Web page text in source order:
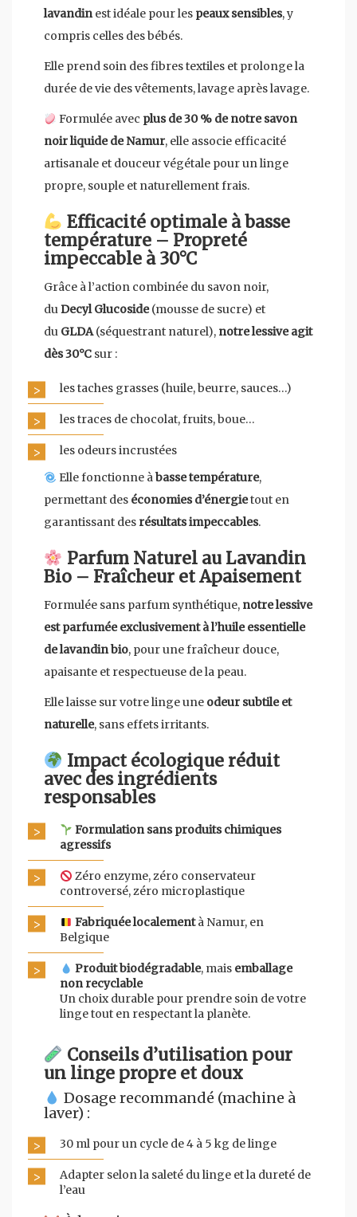
lavandinest idéale pour les peaux sensibles, y
compris celles des bébés.
Elle prend soin des fibres textiles et prolonge la
durée de vie des vêtements, lavage après lavage.
Formulée avec plus de 30 % de notre savon
noir liquide de Namur, elle associe efficacité
artisanale et douceur végétale pour un linge
propre, souple et naturellement frais.
Efficacité optimale à basse
température – Propreté
impeccable à 30°C
Grâce à l’action combinée du savon noir,
duDecyl Glucoside(mousse de sucre) et
du GLDA(séquestrant naturel), notre lessive agit
dès 30°C sur :
les taches grasses (huile, beurre, sauces…)
les traces de chocolat, fruits, boue…
les odeurs incrustées
Elle fonctionne àbasse température,
permettant des économies d’énergietout en
garantissant des résultats impeccables.
Parfum Naturel au Lavandin
Bio – Fraîcheur et Apaisement
Formulée sans parfum synthétique, notre lessive
est parfumée exclusivement à l’huile essentielle
de lavandin bio, pour une fraîcheur douce,
apaisante et respectueuse de la peau.
Elle laisse sur votre linge une odeur subtile et
naturelle, sans effets irritants.
Impact écologique réduit
avec des ingrédients
responsables
Formulation sans produits chimiques
agressifs
Zéro enzyme, zéro conservateur
controversé, zéro microplastique
Fabriquée localementà Namur, en
Belgique
Produit biodégradable, mais emballage
non recyclable
Un choix durable pour prendre soin de votre
linge tout en respectant la planète.
Conseils d’utilisation pour
un linge propre et doux
Dosage recommandé (machine à
laver) :
30 ml pour un cycle de 4 à 5 kg de linge
Adapter selon la saleté du linge et la dureté de
l’eau